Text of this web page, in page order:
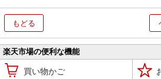
もどる
楽天市場の便利な機能
買い物かご